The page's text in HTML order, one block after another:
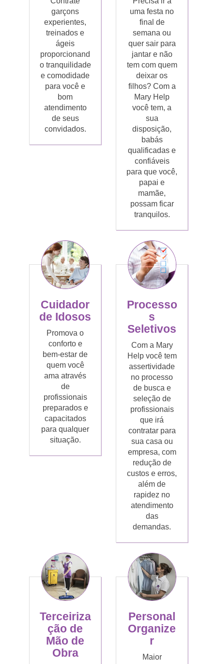
garçons
experientes,
treinados e
ágeis
proporcionand
o tranquilidade
e comodidade
para você e
bom
atendimento
de seus
convidados.
uma festa no
final de
semana ou
quer sair para
jantar e não
tem com quem
deixar os
filhos? Com a
Mary Help
você tem, a
sua
disposição,
babás
qualificadas e
confiáveis
para que você,
papai e
mamãe,
possam ficar
tranquilos.
Cuidador
de Idosos
Promova o
conforto e
bem-estar de
quem você
ama através
de
profissionais
preparados e
capacitados
para qualquer
situação.
Processo
s
Seletivos
Com a Mary
Help você tem
assertividade
no processo
de busca e
seleção de
profissionais
que irá
contratar para
sua casa ou
empresa, com
redução de
custos e erros,
além de
rapidez no
atendimento
das
demandas.
Terceiriza
ção de
Mão de
Obra
Personal
Organize
r
Maior